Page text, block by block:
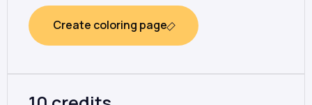
Create coloring page